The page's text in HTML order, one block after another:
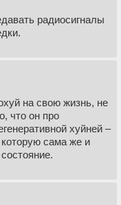
радиосигналы
на свою жизнь, не
что он про
хуйней –
которую сама же и